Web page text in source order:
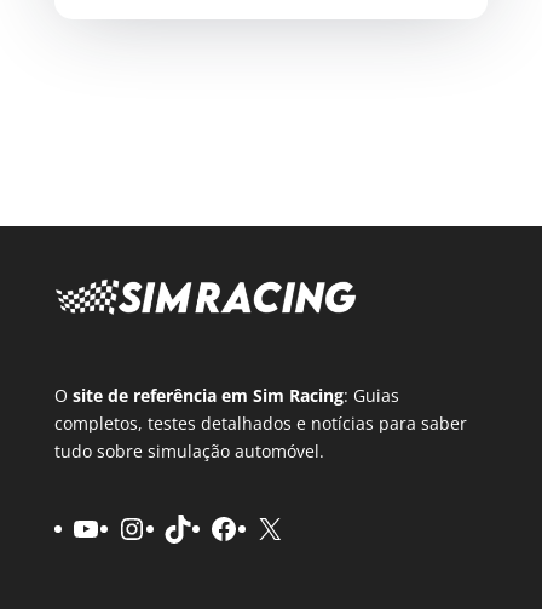
O site de referência em Sim Racing: Guias
completos, testes detalhados e notícias para saber
tudo sobre simulação automóvel.
YouTube
Instagram
TikTokFacebook
X